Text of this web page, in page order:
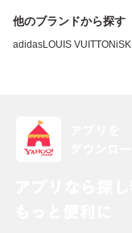
他のブランドから探す
adidasLOUIS VUITTONiSK